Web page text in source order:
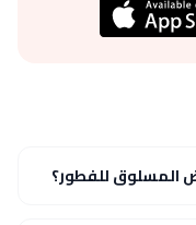
المسلوق للفطور؟